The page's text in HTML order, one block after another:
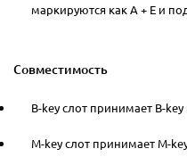
маркируются как A + E и
Совместимость
B-key слот принимает B-
M-key слот принимает M-